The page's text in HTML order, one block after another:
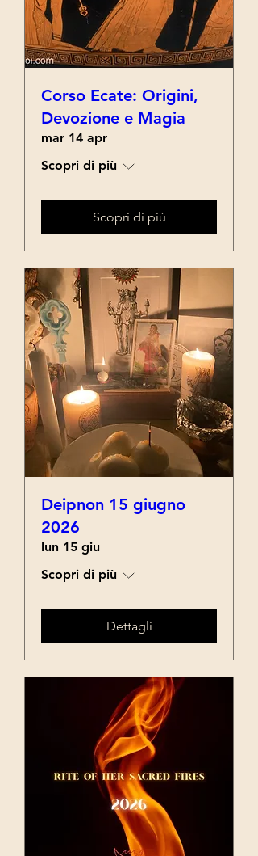
Corso Ecate: Origini,
Devozione e Magia
mar 14 apr
Scopri di più
Scopri di più
Deipnon 15 giugno
2026
lun 15 giu
Scopri di più
Dettagli